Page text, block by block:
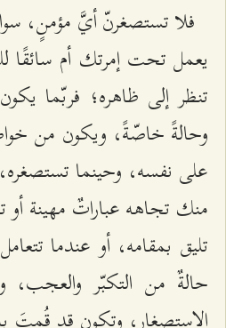
فلا تستصغرنّ أيَّ مؤمنٍ،
يعمل تحت إمرتك أم سائقًا
تنظر إلى ظاهره؛ فربّما يكون
وحالةً خاصّةً، ويكون من
على نفسه، وحينما
منك تجاهه عباراتٌ مهينة أو
تليق بمقامه، أو عندما
حالةٌ من التكبّر والعجب،
الاستصغار، وتكون قد قُمتَ